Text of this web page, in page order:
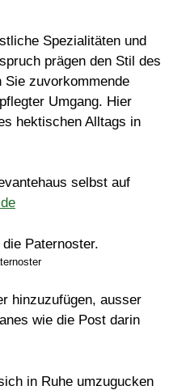
Spezialitäten und
prägen den Stil des
Sie zuvorkommende
Umgang. Hier
hektischen Alltags in
selbst auf
hinzuzufügen, ausser
wie die Post darin
in Ruhe umzugucken